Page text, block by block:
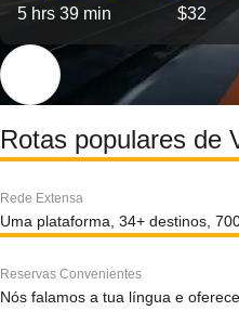
5 hrs 39 min $32
Rotas populares de
Rede Extensa
Uma plataforma, 34+ destinos,
Reservas Convenientes
Nós falamos a tua língua e